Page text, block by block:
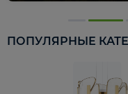
ПОПУЛЯРНЫЕ